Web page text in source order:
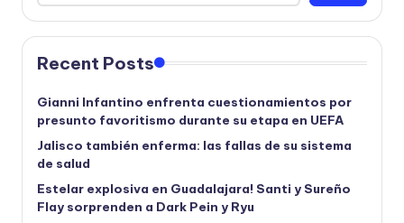
Recent Posts
Gianni Infantino enfrenta cuestionamientos por
presunto favoritismo durante su etapa en UEFA
Jalisco también enferma: las fallas de su sistema
de salud
Estelar explosiva en Guadalajara! Santi y Sureño
Flay sorprenden a Dark Pein y Ryu